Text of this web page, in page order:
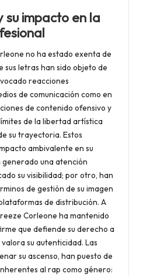
su impacto en la
no ha estado exenta de
sus letras han sido objeto de
reacciones
de comunicación como en
de contenido ofensivo y
de la libertad artística
su trayectoria. Estos
ambivalente en su
una atención
su visibilidad; por otro, han
de gestión de su imagen
de distribución. A
Corleone ha mantenido
que defiende su derecho a
su autenticidad. Las
su ascenso, han puesto de
al rap como género: